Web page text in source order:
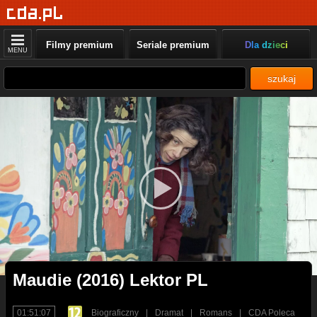
MENU Filmy premium Seriale premium Dla dzieci
szukaj
Maudie (2016) Lektor PL
01:51:07 Biograficzny Dramat Romans CDA Poleca